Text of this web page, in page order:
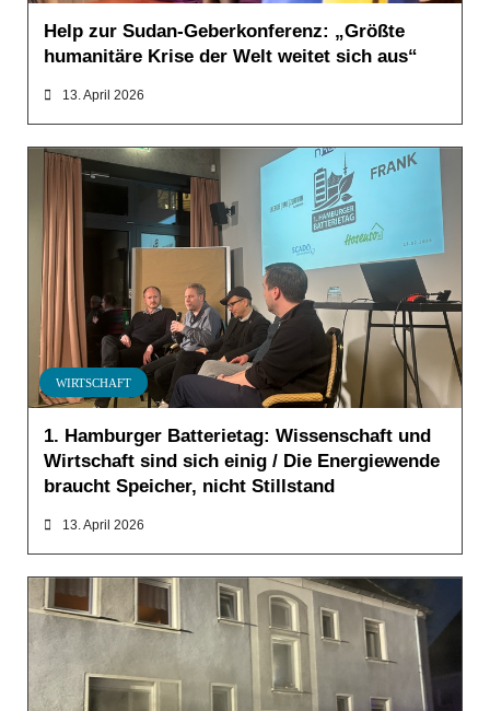
Help zur Sudan-Geberkonferenz: „Größte
humanitäre Krise der Welt weitet sich aus“
13. April 2026
WIRTSCHAFT
1. Hamburger Batterietag: Wissenschaft und
Wirtschaft sind sich einig / Die Energiewende
braucht Speicher, nicht Stillstand
13. April 2026